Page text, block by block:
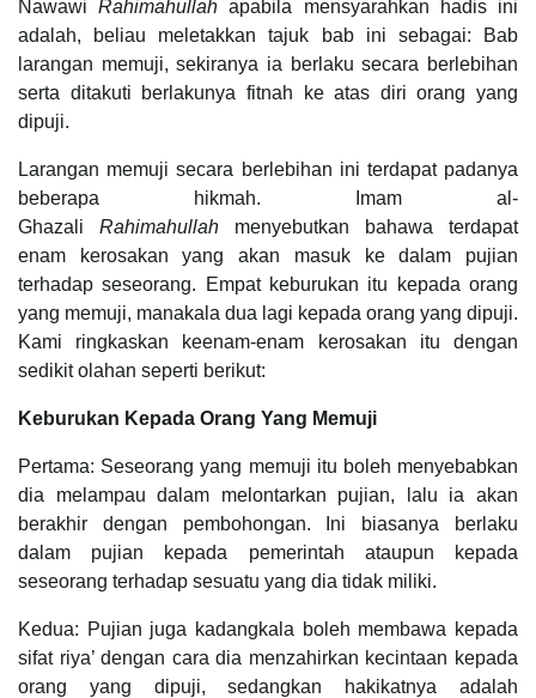
NawawiRahimahullah apabila mensyarahkan hadis ini
adalah, beliau meletakkan tajuk bab ini sebagai: Bab
larangan memuji, sekiranya ia berlaku secara berlebihan
serta ditakuti berlakunya fitnah ke atas diri orang yang
dipuji.
Larangan memuji secara berlebihan ini terdapat padanya
beberapa hikmah. Imam al-
Ghazali Rahimahullah menyebutkan bahawa terdapat
enam kerosakan yang akan masuk ke dalam pujian
terhadap seseorang. Empat keburukan itu kepada orang
yang memuji, manakala dua lagi kepada orang yang dipuji.
Kami ringkaskan keenam-enam kerosakan itu dengan
sedikit olahan seperti berikut:
Keburukan Kepada Orang Yang Memuji
Pertama: Seseorang yang memuji itu boleh menyebabkan
dia melampau dalam melontarkan pujian, lalu ia akan
berakhir dengan pembohongan. Ini biasanya berlaku
dalam pujian kepada pemerintah ataupun kepada
seseorang terhadap sesuatu yang dia tidak miliki.
Kedua: Pujian juga kadangkala boleh membawa kepada
sifat riya’ dengan cara dia menzahirkan kecintaan kepada
orang yang dipuji, sedangkan hakikatnya adalah